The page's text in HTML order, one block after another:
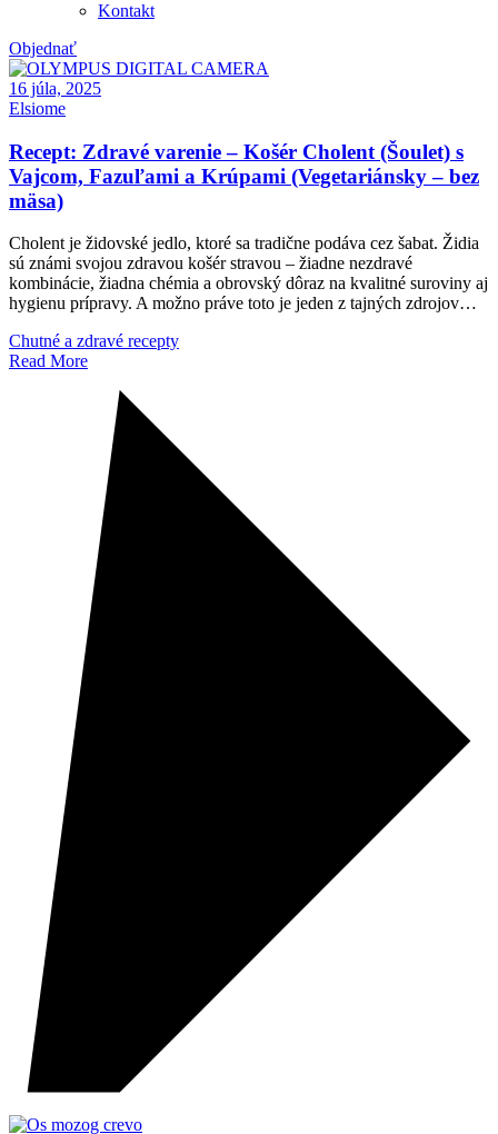
Kontakt
Objednať
16 júla, 2025
Elsiome
Recept: Zdravé varenie – Košér Cholent (Šoulet) s
Vajcom, Fazuľami a Krúpami (Vegetariánsky – bez
mäsa)
Cholent je židovské jedlo, ktoré sa tradične podáva cez šabat. Židia
sú známi svojou zdravou košér stravou – žiadne nezdravé
kombinácie, žiadna chémia a obrovský dôraz na kvalitné suroviny aj
hygienu prípravy. A možno práve toto je jeden z tajných zdrojov…
Chutné a zdravé recepty
Read More